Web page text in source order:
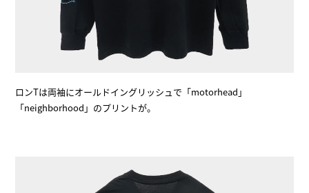
ロンTは両袖にオールドイングリッシュで「motorhead」
「neighborhood」のプリントが。